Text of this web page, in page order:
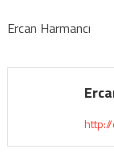
Ercan Harmancı